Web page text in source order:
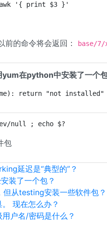
'{ print $3 }'
前的命令将会返回： base/7/
在python中安装了一个包
return "not installed"
null ; echo $?
包
延迟是“典型的”？
装了一个包？
从testing安装一些软件包？
现在怎么办？
户名/密码是什么？